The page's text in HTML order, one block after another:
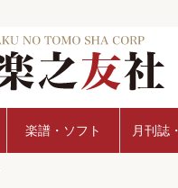
楽譜・ソフト 月刊誌